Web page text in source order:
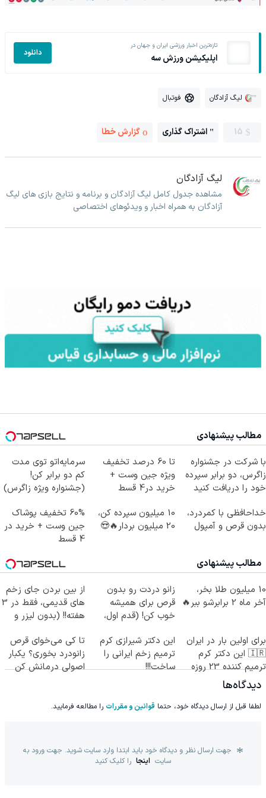
تازه‌ترین اخبار ورزشی ایران و جهان در
اپلیکیشن ورزش سه دانلود
لیگ آزادگان فوتبال
15 اشتراک گذاری گزارش خطا
لیگ آزادگان
مشاهده جدول کامل لیگ آزادگان و برنامه و نتایج بازی های لیگ
آزادگان به همراه اخبار و ویدئوهای اختصاصی
مطالب پیشنهادی
با شرکت در جشنواره
زاگرس، دو برابر سپرده
خود را دریافت کنید
تا 60 درصد تخفیف
ویژه جین وست +
خرید در4 قسط
سرمایه‌اتو توی مدت
کم دو برابر کن!
(جشنواره ویژه زاگرس)
خداحافظی با کمردرد،
بدون قرص و آمپول
10 میلیون سپرده کن،
20 میلیون بردار🔥😍
60% تخفیف پوشاک
جین وست + خرید در
4 قسط
مطالب پیشنهادی
10 میلیون طلا بخر،
آخر ماه 2 برابرشو ببر🔥
زانو دردت رو بدون
قرص برای همیشه
خوب کن! (قدم اول،
از بین بردن جای زخم
های قدیمی، فقط در 3
هفته!! (بدون لیزر و
برای اولین بار در ایران
🇮🇷 این دکتر کرم
ترمیم کننده 23 روزه
ساخت!
این دکتر شیرازی کرم
ترمیم زخم ایرانی را
ساخت!!!
تا کی می‌خوای قرص
زانودرد بخوری؟ یکبار
اصولی درمانش کن
دیدگاه‌ها
لطفا قبل از ارسال دیدگاه خود، حتما قوانین و مقررات را مطالعه فرمایید.
جهت ارسال نظر و دیدگاه خود باید ابتدا وارد سایت شوید. جهت ورود به
سایت اینجا را کلیک کنید